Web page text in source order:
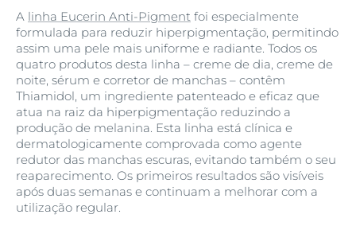
A linha Eucerin Anti-Pigment foi especialmente
formulada para reduzir hiperpigmentação, permitindo
assim uma pele mais uniforme e radiante. Todos os
quatro produtos desta linha – creme de dia, creme de
noite, sérum e corretor de manchas – contêm
Thiamidol, um ingrediente patenteado e eficaz que
atua na raiz da hiperpigmentação reduzindo a
produção de melanina. Esta linha está clínica e
dermatologicamente comprovada como agente
redutor das manchas escuras, evitando também o seu
reaparecimento. Os primeiros resultados são visíveis
após duas semanas e continuam a melhorar com a
utilização regular.